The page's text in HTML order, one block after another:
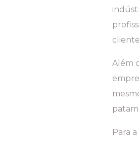
Além
Para